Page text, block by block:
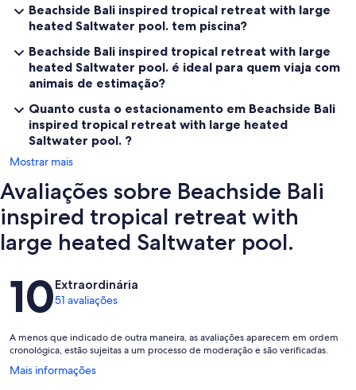
life and vibrant, colourful corals; and the stunning Daintree
Rainforest with its unique flora and fauna. There are also related
tours and sightseeing opportunities to cater for a wide variety of
interests.
Beachside Bali inspired tropical retreat with large
heated Saltwater pool. tem piscina?
Beachside Bali inspired tropical retreat with large
heated Saltwater pool. é ideal para quem viaja com
animais de estimação?
Quanto custa o estacionamento em Beachside Bali
inspired tropical retreat with large heated
Saltwater pool. ?
Mostrar mais
Avaliações sobre Beachside Bali
inspired tropical retreat with
large heated Saltwater pool.
Avaliações
10Extraordinária
51 avaliações
A menos que indicado de outra maneira, as avaliações aparecem em ordem
cronológica, estão sujeitas a um processo de moderação e são verificadas.
Mais informações
Abre